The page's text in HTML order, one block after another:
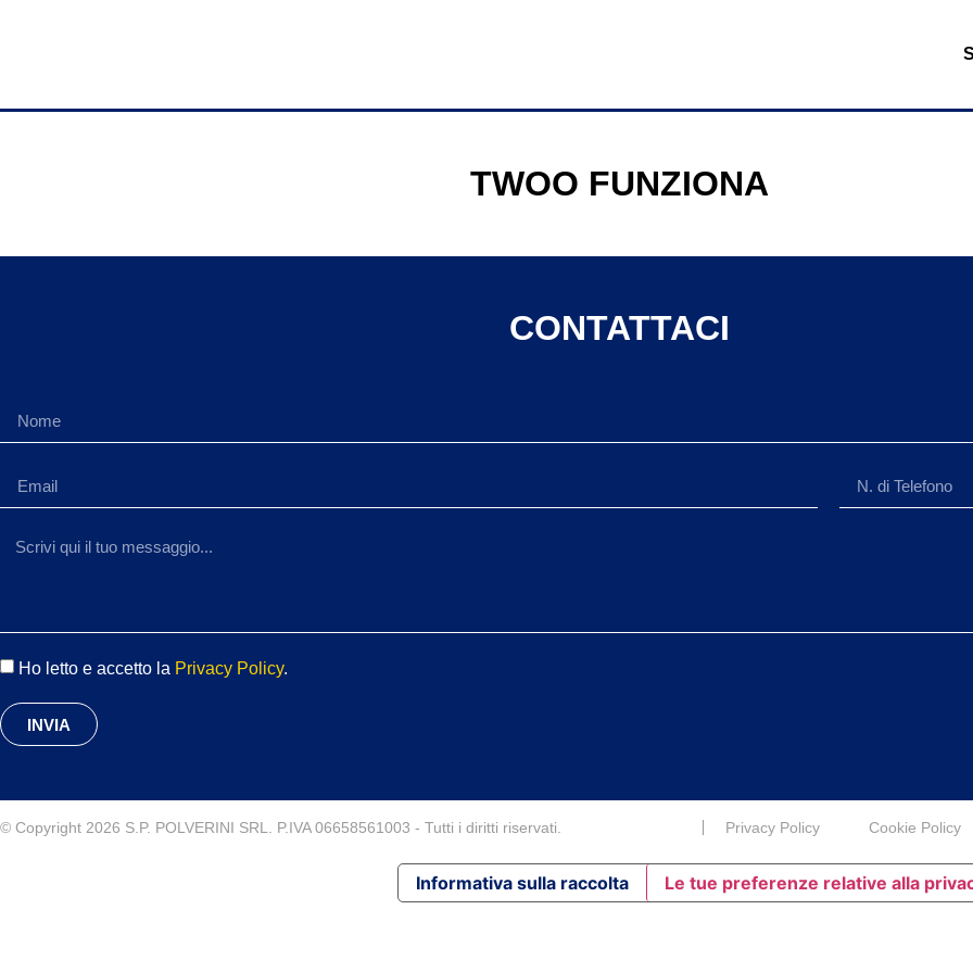
TWOO FUNZIONA
CONTATTACI
Ho letto e accetto la Privacy Policy.
INVIA
© Copyright 2026 S.P. POLVERINI SRL. P.IVA 06658561003 - Tutti i diritti riservati. Privacy Policy Cookie Policy
Informativa sulla raccolta Le tue preferenze relative alla